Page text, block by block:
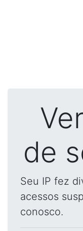
de
Seu IP fez
acessos
conosco.